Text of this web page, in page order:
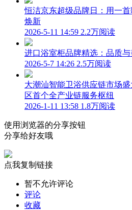
恒洁京东超级品牌日：用一
焕新
2026-5-11 14:59 2.2万阅读
进口浴室柜品牌精选：品质
2026-5-7 14:26 2.5万阅读
大潮汕智能卫浴供应链市场
区首个全产业链服务枢纽
2026-1-11 13:58 1.8万阅读
使用浏览器的分享按钮
分享给好友哦
点我复制链接
暂不允许评论
评论
收藏